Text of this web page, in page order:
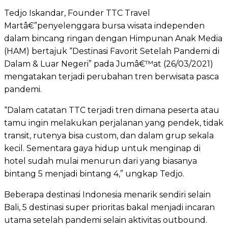
Tedjo Iskandar, Founder TTC Travel
Martâ€”penyelenggara bursa wisata independen
dalam bincang ringan dengan Himpunan Anak Media
(HAM) bertajuk “Destinasi Favorit Setelah Pandemi di
Dalam & Luar Negeri” pada Jumâ€™at (26/03/2021)
mengatakan terjadi perubahan tren berwisata pasca
pandemi.
“Dalam catatan TTC terjadi tren dimana peserta atau
tamu ingin melakukan perjalanan yang pendek, tidak
transit, rutenya bisa custom, dan dalam grup sekala
kecil. Sementara gaya hidup untuk menginap di
hotel sudah mulai menurun dari yang biasanya
bintang 5 menjadi bintang 4,” ungkap Tedjo.
Beberapa destinasi Indonesia menarik sendiri selain
Bali, 5 destinasi super prioritas bakal menjadi incaran
utama setelah pandemi selain aktivitas outbound.